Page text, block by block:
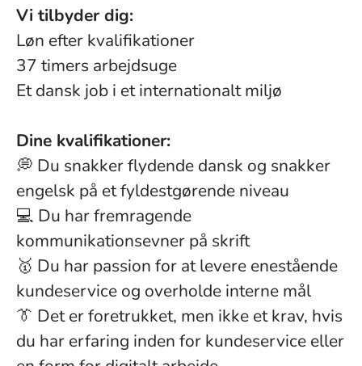
Vi tilbyder dig:
Løn efter kvalifikationer
37 timers arbejdsuge
Et dansk job i et internationalt miljø
Dine kvalifikationer:
💭 Du snakker flydende dansk og snakker
engelsk på et fyldestgørende niveau
💻 Du har fremragende
kommunikationsevner på skrift
🥇 Du har passion for at levere enestående
kundeservice og overholde interne mål
👔 Det er foretrukket, men ikke et krav, hvis
du har erfaring inden for kundeservice eller